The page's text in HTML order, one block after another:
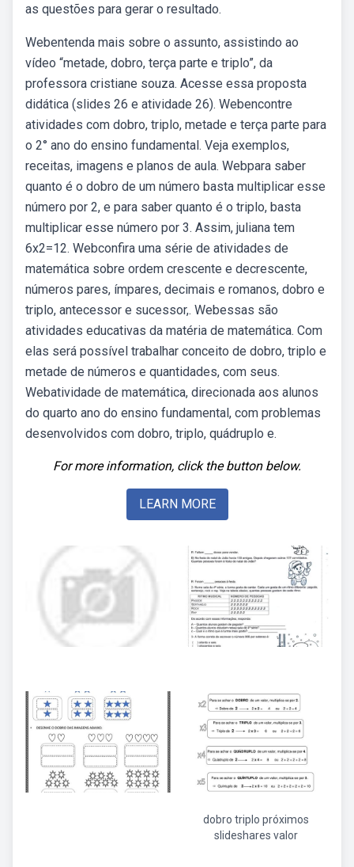
as questões para gerar o resultado.
Webentenda mais sobre o assunto, assistindo ao
vídeo “metade, dobro, terça parte e triplo”, da
professora cristiane souza. Acesse essa proposta
didática (slides 26 e atividade 26). Webencontre
atividades com dobro, triplo, metade e terça parte para
o 2° ano do ensino fundamental. Veja exemplos,
receitas, imagens e planos de aula. Webpara saber
quanto é o dobro de um número basta multiplicar esse
número por 2, e para saber quanto é o triplo, basta
multiplicar esse número por 3. Assim, juliana tem
6x2=12. Webconfira uma série de atividades de
matemática sobre ordem crescente e decrescente,
números pares, ímpares, decimais e romanos, dobro e
triplo, antecessor e sucessor,. Webessas são
atividades educativas da matéria de matemática. Com
elas será possível trabalhar conceito de dobro, triplo e
metade de números e quantidades, com seus.
Webatividade de matemática, direcionada aos alunos
do quarto ano do ensino fundamental, com problemas
desenvolvidos com dobro, triplo, quádruplo e.
For more information, click the button below.
LEARN MORE
dobro triplo próximos
slideshares valor